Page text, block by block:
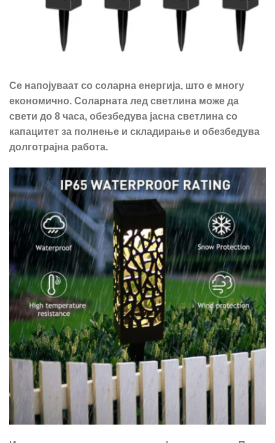
Се напојуваат со соларна енергија, што е многу
економично. Соларната лед светлина може да
свети до 8 часа, обезбедува јасна светлина со
капацитет за полнење и складирање и обезбедува
долготрајна работа.